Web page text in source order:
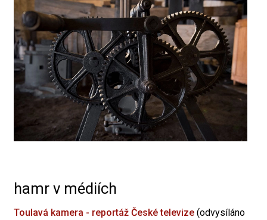
hamr v médiích
Toulavá kamera - reportáž České televize (odvysíláno